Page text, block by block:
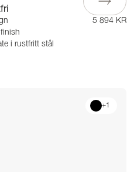
i rustfritt stål
5 894 KR
+1